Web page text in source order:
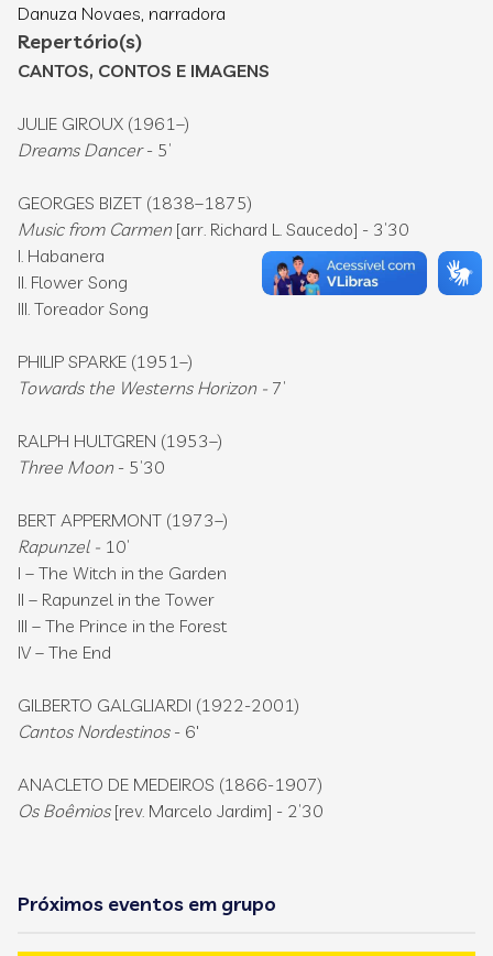
Danuza Novaes, narradora
Repertório(s)
CANTOS, CONTOS E IMAGENS
JULIE GIROUX (1961–)
Dreams Dancer- 5’
GEORGES BIZET (1838–1875)
Music from Carmen [arr. Richard L. Saucedo] - 3’30
I. Habanera
II. Flower Song
III. Toreador Song
PHILIP SPARKE (1951–)
Towards the Westerns Horizon - 7’
RALPH HULTGREN (1953–)
Three Moon - 5’30
BERT APPERMONT (1973–)
Rapunzel - 10’
I – The Witch in the Garden
II – Rapunzel in the Tower
III – The Prince in the Forest
IV – The End
GILBERTO GALGLIARDI (1922-2001)
Cantos Nordestinos - 6'
ANACLETO DE MEDEIROS (1866-1907)
Os Boêmios[rev. Marcelo Jardim] - 2’30
Próximos eventos em grupo